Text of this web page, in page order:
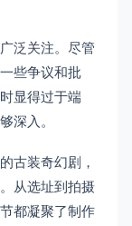
泛关注。尽管
些争议和批
显得过于端
深入。
古装奇幻剧，
从选址到拍摄
都凝聚了制作